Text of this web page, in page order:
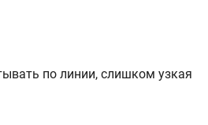
по линии, слишком узкая